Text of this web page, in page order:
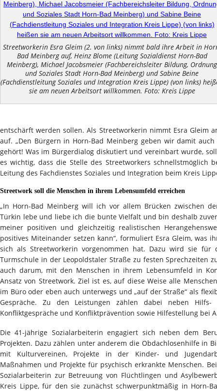
Streetworkerin Esra Gleim (2. von links) nimmt bald ihre Arbeit in
Bad Meinberg auf, Heinz Blome (Leitung Sozialdienst Horn-Bad
Meinberg), Michael Jacobsmeier (Fachbereichsleiter Bildung, Ordnung
und Soziales Stadt Horn-Bad Meinberg) und Sabine Beine
(Fachdienstleitung Soziales und Integration Kreis Lippe) (von links)
sie am neuen Arbeitsort willkommen. Foto: Kreis Lippe
entschärft werden sollen. Als Streetworkerin nimmt Esra Gleim
auf. „Den Bürgern in Horn-Bad Meinberg geben wir damit
gehört! Was im Bürgerdialog diskutiert und vereinbart wurde,
es wichtig, dass die Stelle des Streetworkers schnellstmöglich
Leitung des Fachdienstes Soziales und Integration beim Kreis
Streetwork soll die Menschen in ihrem Lebensumfeld erreichen
„In Horn-Bad Meinberg will ich vor allem Brücken zwischen
Türkin lebe und liebe ich die bunte Vielfalt und bin deshalb
meiner positiven und gleichzeitig realistischen
positives Miteinander setzen kann“, formuliert Esra Gleim, was
sich als Streetworkerin vorgenommen hat. Dazu wird sie
Turmschule in der Leopoldstaler Straße zu festen Sprechzeiten
auch darum, mit den Menschen in ihrem Lebensumfeld in
Ansatz von Streetwork. Ziel ist es, auf diese Weise alle
im Büro oder eben auch unterwegs und „auf der Straße“ als
Gespräche. Zu den Leistungen zählen dabei neben Hilfs-
Konfliktgespräche und Konfliktprävention sowie Hilfestellung bei
Die 41-jährige Sozialarbeiterin engagiert sich neben dem
Projekten. Dazu zählen unter anderem die Obdachlosenhilfe in
mit Kulturvereinen, Projekte in der Kinder- und
Maßnahmen und Projekte für psychisch erkrankte Menschen.
Sozialarbeiterin zur Betreuung von Flüchtlingen und
Kreis Lippe, für den sie zunächst schwerpunktmäßig in Horn-